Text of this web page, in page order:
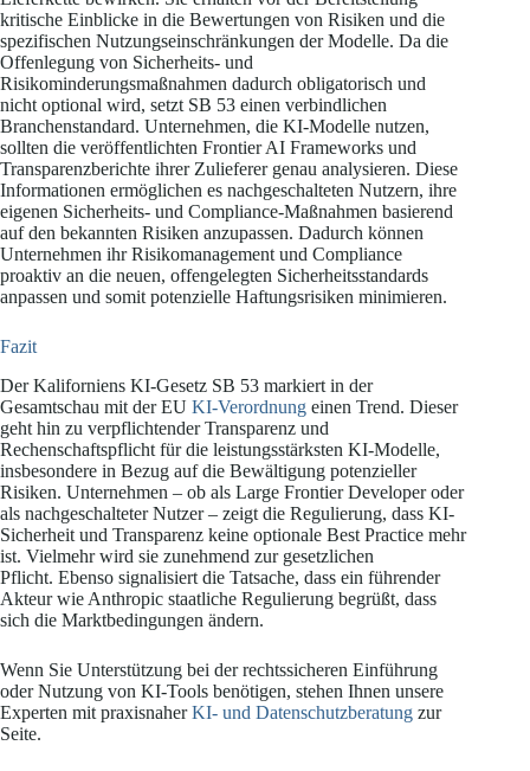
kritische Einblicke in die Bewertungen von Risiken und die
spezifischen Nutzungseinschränkungen der Modelle. Da die
Offenlegung von Sicherheits- und
Risikominderungsmaßnahmen dadurch obligatorisch und
nicht optional wird, setzt SB 53 einen verbindlichen
Branchenstandard. Unternehmen, die KI-Modelle nutzen,
sollten die veröffentlichten Frontier AI Frameworks und
Transparenzberichte ihrer Zulieferer genau analysieren. Diese
Informationen ermöglichen es nachgeschalteten Nutzern, ihre
eigenen Sicherheits- und Compliance-Maßnahmen basierend
auf den bekannten Risiken anzupassen. Dadurch können
Unternehmen ihr Risikomanagement und Compliance
proaktiv an die neuen, offengelegten Sicherheitsstandards
anpassen und somit potenzielle Haftungsrisiken minimieren.
Fazit
Der Kaliforniens KI-Gesetz SB 53 markiert in der
Gesamtschau mit der EU KI-Verordnung einen Trend. Dieser
geht hin zu verpflichtender Transparenz und
Rechenschaftspflicht für die leistungsstärksten KI-Modelle,
insbesondere in Bezug auf die Bewältigung potenzieller
Risiken. Unternehmen – ob als Large Frontier Developer oder
als nachgeschalteter Nutzer – zeigt die Regulierung, dass KI-
Sicherheit und Transparenz keine optionale Best Practice mehr
ist. Vielmehr wird sie zunehmend zur gesetzlichen
Pflicht. Ebenso signalisiert die Tatsache, dass ein führender
Akteur wie Anthropic staatliche Regulierung begrüßt, dass
sich die Marktbedingungen ändern.
Wenn Sie Unterstützung bei der rechtssicheren Einführung
oder Nutzung von KI-Tools benötigen, stehen Ihnen unsere
Experten mit praxisnaherKI- und Datenschutzberatung zur
Seite.